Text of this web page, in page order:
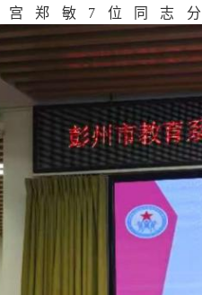
宫郑敏7位同志